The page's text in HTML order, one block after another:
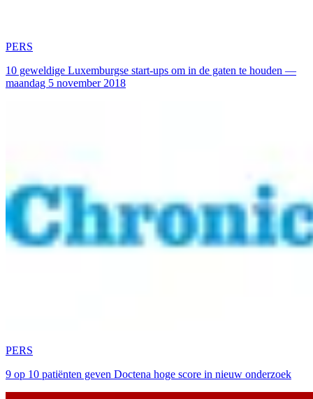
PERS
10 geweldige Luxemburgse start-ups om in de gaten te houden —
maandag 5 november 2018
PERS
9 op 10 patiënten geven Doctena hoge score in nieuw onderzoek